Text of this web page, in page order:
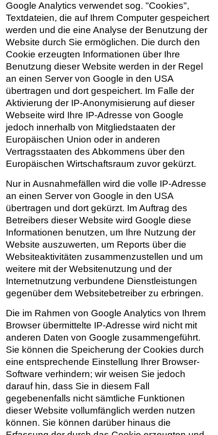
Google Analytics verwendet sog. "Cookies",
Textdateien, die auf Ihrem Computer gespeichert
werden und die eine Analyse der Benutzung der
Website durch Sie ermöglichen. Die durch den
Cookie erzeugten Informationen über Ihre
Benutzung dieser Website werden in der Regel
an einen Server von Google in den USA
übertragen und dort gespeichert. Im Falle der
Aktivierung der IP-Anonymisierung auf dieser
Webseite wird Ihre IP-Adresse von Google
jedoch innerhalb von Mitgliedstaaten der
Europäischen Union oder in anderen
Vertragsstaaten des Abkommens über den
Europäischen Wirtschaftsraum zuvor gekürzt.
Nur in Ausnahmefällen wird die volle IP-Adresse
an einen Server von Google in den USA
übertragen und dort gekürzt. Im Auftrag des
Betreibers dieser Website wird Google diese
Informationen benutzen, um Ihre Nutzung der
Website auszuwerten, um Reports über die
Websiteaktivitäten zusammenzustellen und um
weitere mit der Websitenutzung und der
Internetnutzung verbundene Dienstleistungen
gegenüber dem Websitebetreiber zu erbringen.
Die im Rahmen von Google Analytics von Ihrem
Browser übermittelte IP-Adresse wird nicht mit
anderen Daten von Google zusammengeführt.
Sie können die Speicherung der Cookies durch
eine entsprechende Einstellung Ihrer Browser-
Software verhindern; wir weisen Sie jedoch
darauf hin, dass Sie in diesem Fall
gegebenenfalls nicht sämtliche Funktionen
dieser Website vollumfänglich werden nutzen
können. Sie können darüber hinaus die